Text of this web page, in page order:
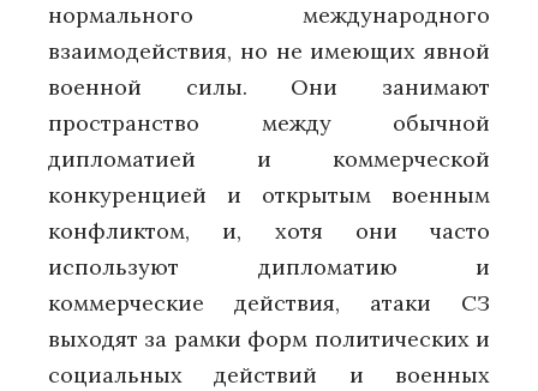
нормального международного
взаимодействия, но не имеющих явной
военной силы. Они занимают
пространство между обычной
дипломатией и коммерческой
конкуренцией и открытым военным
конфликтом, и, хотя они часто
используют дипломатию и
коммерческие действия, атаки СЗ
выходят за рамки форм политических и
социальных действий и военных